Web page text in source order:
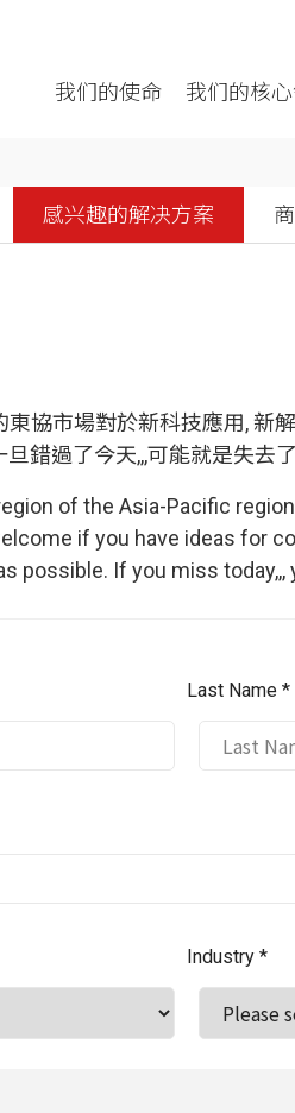
我们的使命 我们的核
感兴趣的解决方案
協市場對於新科技應用,
錯過了今天,,,可能就是失去
of the Asia-Pacific
if you have ideas for
possible. If you miss
Last Name *
Industry *